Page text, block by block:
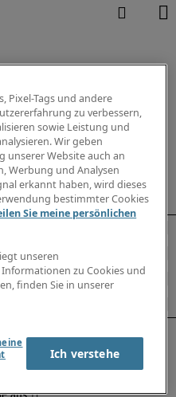
Pixel-Tags und andere
zu verbessern,
sowie Leistung und
Wir geben
Website auch an
Werbung und Analysen
erkannt haben, wird dieses
bestimmter Cookies
Sie meine persönlichen
unseren
Informationen zu Cookies und
finden Sie in unserer
Ich verstehe